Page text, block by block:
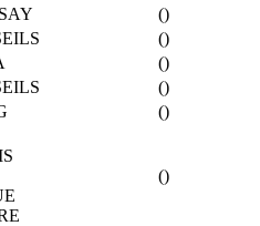
()
()
()
()
()
()